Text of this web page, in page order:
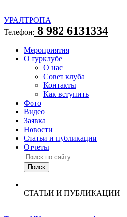
УРАЛТРОПА
Телефон: 8 982 6131334
Мероприятия
О турклубе
О нас
Совет клуба
Контакты
Как вступить
Фото
Видео
Заявка
Новости
Статьи и публикации
Отчеты
СТАТЬИ И ПУБЛИКАЦИИ